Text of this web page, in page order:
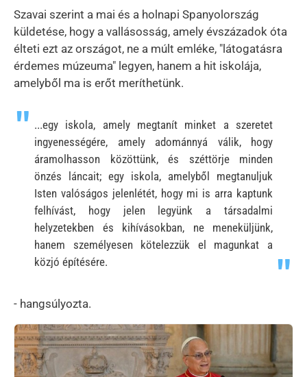
Szavai szerint a mai és a holnapi Spanyolország
küldetése, hogy a vallásosság, amely évszázadok óta
élteti ezt az országot, ne a múlt emléke, "látogatásra
érdemes múzeuma" legyen, hanem a hit iskolája,
amelyből ma is erőt meríthetünk.
...egy iskola, amely megtanít minket a szeretet
ingyenességére, amely adománnyá válik, hogy
áramolhasson közöttünk, és széttörje minden
önzés láncait; egy iskola, amelyből megtanuljuk
Isten valóságos jelenlétét, hogy mi is arra kaptunk
felhívást, hogy jelen legyünk a társadalmi
helyzetekben és kihívásokban, ne meneküljünk,
hanem személyesen kötelezzük el magunkat a
közjó építésére.
- hangsúlyozta.
Kép